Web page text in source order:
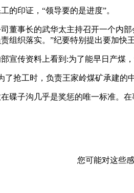
的印证，“领导要的是进度”。
董事长的武华太主持召开一个内
组织落实。”纪要特别提出要加快
宣传资料上看到:为了能早日产煤
了抢工时，负责王家岭煤矿承建
碟子沟几乎是奖惩的唯一标准。
您可能对这些感